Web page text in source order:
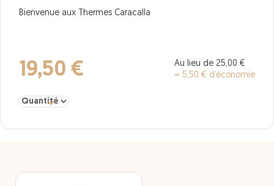
Bienvenue aux Thermes Caracalla
19,50 €
Au lieu de 25,00 €
= 5,50 € d’économie
Sélectionner la quantité pour forfait 3h